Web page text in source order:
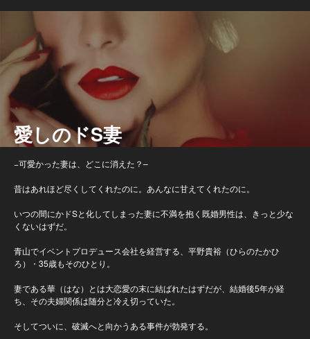
愛しのドS妻
−可愛かった妻は、どこに消えた？–
昔はあれほど尽くしてくれたのに。あんなに甘えてくれたのに。
いつの間にかドSと化してしまった妻に不満を抱く既婚男性は、きっと少な
くないはずだ。
青山でイベントプロデュース会社を経営する、平野貴裕（ひらのたかひ
ろ）・35歳もそのひとり。
妻である華（はな）とは大恋愛の末に結ばれたはずだが、結婚後5年が経
ち、その夫婦関係は随分と冷え切っていた。
そしてついに、破滅へと向かうある事件が勃発する。